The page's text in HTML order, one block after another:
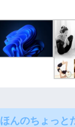
ほんのちょっと